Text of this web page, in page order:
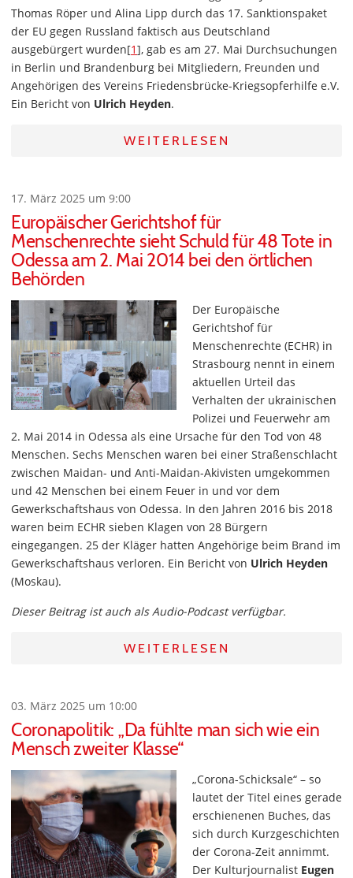
Thomas Röper und Alina Lipp durch das 17. Sanktionspaket
der EU gegen Russland faktisch aus Deutschland
ausgebürgert wurden[1], gab es am 27. Mai Durchsuchungen
in Berlin und Brandenburg bei Mitgliedern, Freunden und
Angehörigen des Vereins Friedensbrücke-Kriegsopferhilfe e.V.
Ein Bericht von Ulrich Heyden.
WEITERLESEN
17. März 2025 um 9:00
Europäischer Gerichtshof für
Menschenrechte sieht Schuld für 48 Tote in
Odessa am 2. Mai 2014 bei den örtlichen
Behörden
Der Europäische
Gerichtshof für
Menschenrechte (ECHR) in
Strasbourg nennt in einem
aktuellen Urteil das
Verhalten der ukrainischen
Polizei und Feuerwehr am
2. Mai 2014 in Odessa als eine Ursache für den Tod von 48
Menschen. Sechs Menschen waren bei einer Straßenschlacht
zwischen Maidan- und Anti-Maidan-Akivisten umgekommen
und 42 Menschen bei einem Feuer in und vor dem
Gewerkschaftshaus von Odessa. In den Jahren 2016 bis 2018
waren beim ECHR sieben Klagen von 28 Bürgern
eingegangen. 25 der Kläger hatten Angehörige beim Brand im
Gewerkschaftshaus verloren. Ein Bericht von Ulrich Heyden
(Moskau).
Dieser Beitrag ist auch als Audio-Podcast verfügbar.
WEITERLESEN
03. März 2025 um 10:00
Coronapolitik: „Da fühlte man sich wie ein
Mensch zweiter Klasse“
„Corona-Schicksale“ – so
lautet der Titel eines gerade
erschienenen Buches, das
sich durch Kurzgeschichten
der Corona-Zeit annimmt.
Der Kulturjournalist Eugen